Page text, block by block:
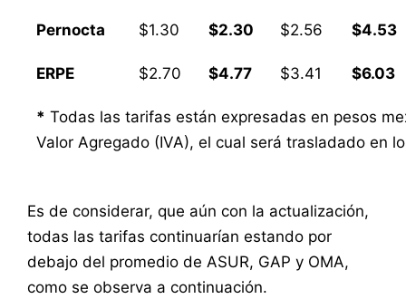
Pernocta $1.30 $2.30 $2.56 $4.53
ERPE $2.70 $4.77 $3.41 $6.03
* Todas las tarifas están expresadas en pesos
Valor Agregado (IVA), el cual será trasladado en
Es de considerar, que aún con la actualización,
todas las tarifas continuarían estando por
debajo del promedio de ASUR, GAP y OMA,
como se observa a continuación.